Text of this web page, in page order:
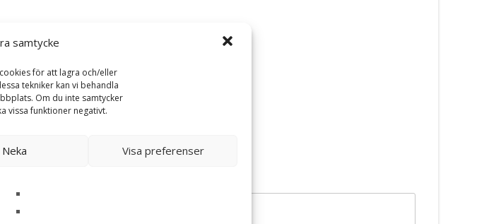
samtycke
för att lagra och/eller
tekniker kan vi behandla
Om du inte samtycker
vissa funktioner negativt.
Neka Visa preferenser